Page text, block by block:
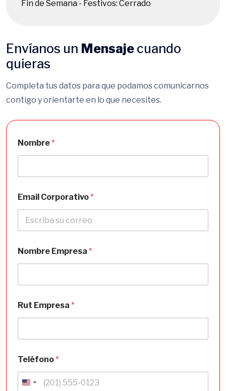
Fin de Semana - Festivos: Cerrado
Envíanos un Mensaje cuando
quieras
Completa tus datos para que podamos comunicarnos
contigo y orientarte en lo que necesites.
Nombre*
Email Corporativo*
Nombre Empresa *
Rut Empresa *
Teléfono*
U